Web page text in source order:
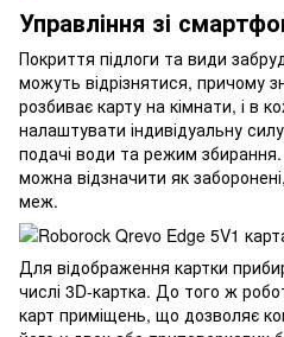
Управління зі
Покриття підлоги та види
можуть відрізнятися, причому
розбиває карту на кімнати, і в
налаштувати індивідуальну
подачі води та режим
можна відзначити як
меж.
Для відображення картки
числі 3D-картка. До того ж
карт приміщень, що дозволяє